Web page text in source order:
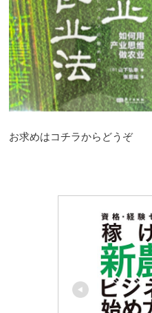
お求めはコチラからどうぞ